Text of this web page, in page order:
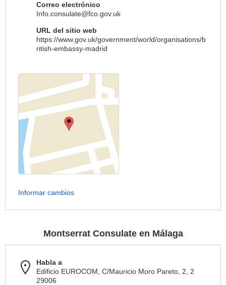
Correo electrónico
Info.consulate@fco.gov.uk
URL del sitio web
https://www.gov.uk/government/world/organisations/b
ritish-embassy-madrid
Informar cambios
Montserrat Consulate en Málaga
Habla a
Edificio EUROCOM, C/Mauricio Moro Pareto, 2, 2
29006